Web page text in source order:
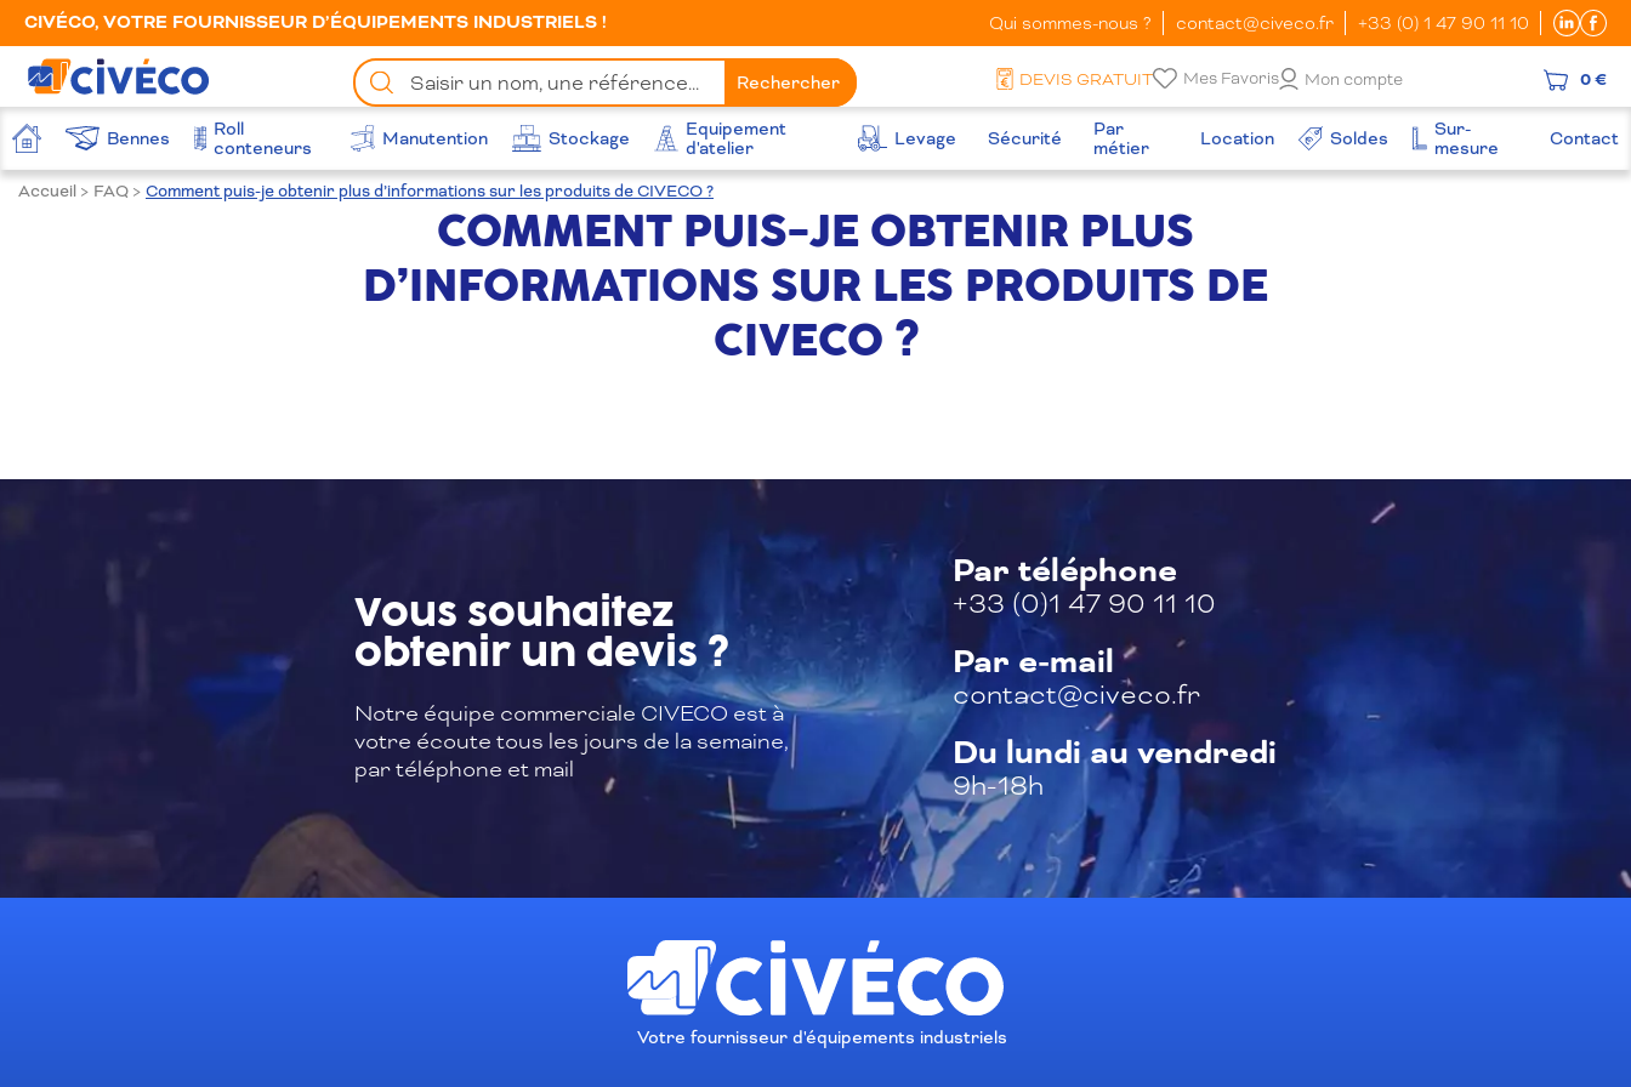
CIVÉCO, VOTRE FOURNISSEUR D’ÉQUIPEMENTS INDUSTRIELS ! Qui sommes-nous ? contact@civeco.fr +33 (0) 1 47 90 11 10
Chercher
un
produit
Rechercher DEVIS GRATUIT Mes Favoris Mon compte 0 €
Accueil Bennes
Roll
conteneurs
Manutention Stockage
Equipement
d'atelier
Levage Sécurité
Par
métier
Location Soldes
Sur-
mesure
Contact
Accueil > FAQ > Comment puis-je obtenir plus d’informations sur les produits de CIVECO ?
COMMENT PUIS-JE OBTENIR PLUS
D’INFORMATIONS SUR LES PRODUITS DE
CIVECO ?
Vous souhaitez
obtenir un devis ?
Notre équipe commerciale CIVECO est à
votre écoute tous les jours de la semaine,
par téléphone et mail
Par téléphone
+33 (0)1 47 90 11 10
Par e-mail
contact@civeco.fr
Du lundi au vendredi
9h-18h
Votre fournisseur d'équipements industriels